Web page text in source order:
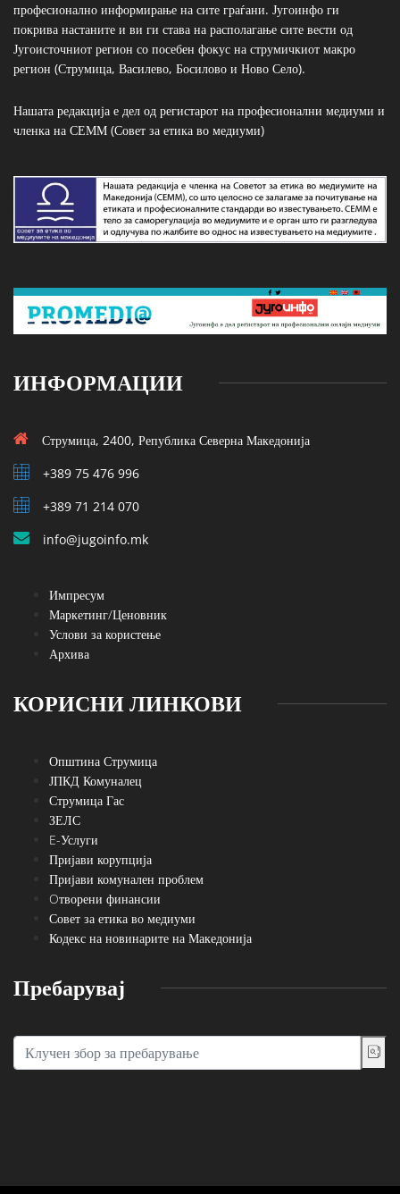
професионално информирање на сите граѓани. Југоинфо ги
покрива настаните и ви ги става на располагање сите вести од
Југоисточниот регион со посебен фокус на струмичкиот макро
регион (Струмица, Василево, Босилово и Ново Село).
Нашата редакција е дел од регистарот на професионални медиуми и
членка на СЕММ (Совет за етика во медиуми)
ИНФОРМАЦИИ
Струмица, 2400, Република Северна Македонија
+389 75 476 996
+389 71 214 070
info@jugoinfo.mk
Импресум
Маркетинг/Ценовник
Услови за користење
Архива
КОРИСНИ ЛИНКОВИ
Општина Струмица
ЈПКД Комуналец
Струмица Гас
ЗЕЛС
E-Услуги
Пријави корупција
Пријави комунален проблем
Oтворени финансии
Совет за етика во медиуми
Кодекс на новинарите на Македонија
Пребарувај